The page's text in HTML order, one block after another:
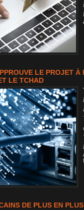
LE PROJET
LE TCHAD
DE PLUS EN